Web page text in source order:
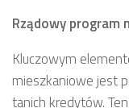
Rządowy program
Kluczowym
mieszkaniowe jest
tanich kredytów.